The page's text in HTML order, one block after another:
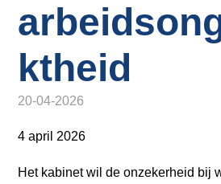
J
u
m
o
a
ktheid
20-04-2026
4 april 2026
Het kabinet wil de onzekerheid bij